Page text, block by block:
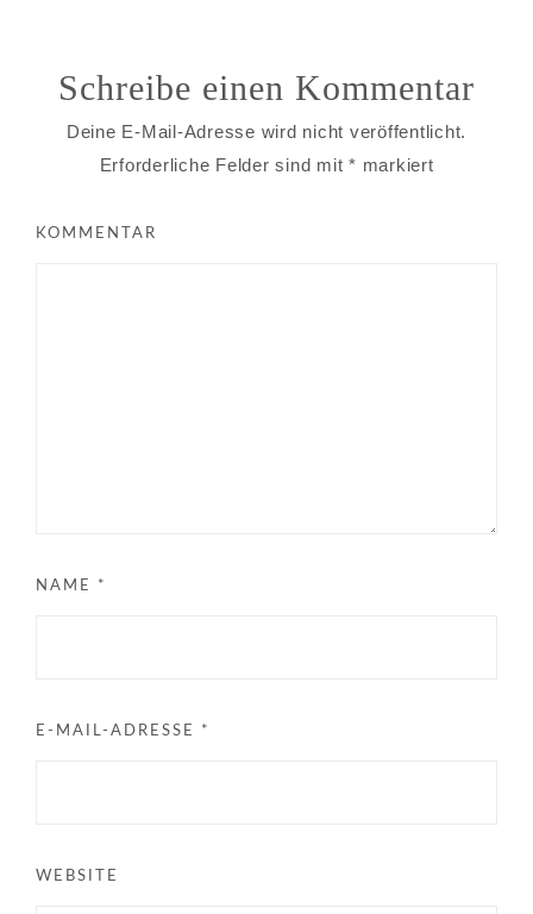
Schreibe einen Kommentar
Deine E-Mail-Adresse wird nicht veröffentlicht.
Erforderliche Felder sind mit * markiert
KOMMENTAR
NAME *
E-MAIL-ADRESSE *
WEBSITE